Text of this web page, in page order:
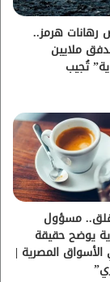
رهانات هرمز..
ملايين
تُجيب
مسؤول
يوضح حقيقة
المصرية |